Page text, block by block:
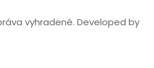
vyhradené. Developed by